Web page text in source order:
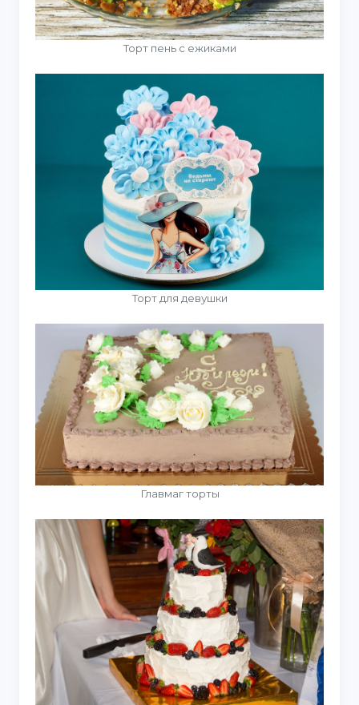
Торт пень с ежиками
Торт для девушки
Главмаг торты